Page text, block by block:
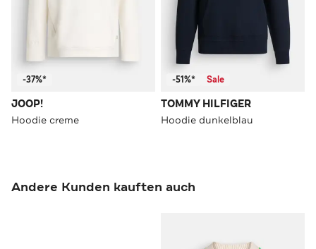
-37%*
JOOP!
Hoodie creme
-51%* Sale
TOMMY HILFIGER
Hoodie dunkelblau
Andere Kunden kauften auch